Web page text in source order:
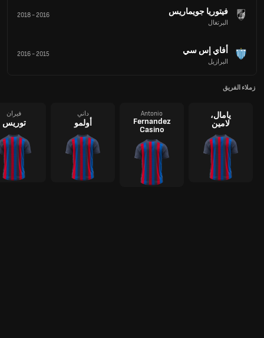
فيتوريا جويماريس
البرتغال
2016
-
2018
أفاي إس سي
البرازيل
2015
-
2016
زملاء الفريق
يامال،
لامين
Antonio
Fernandez
Casino
داني
أولمو
فيران
توريس